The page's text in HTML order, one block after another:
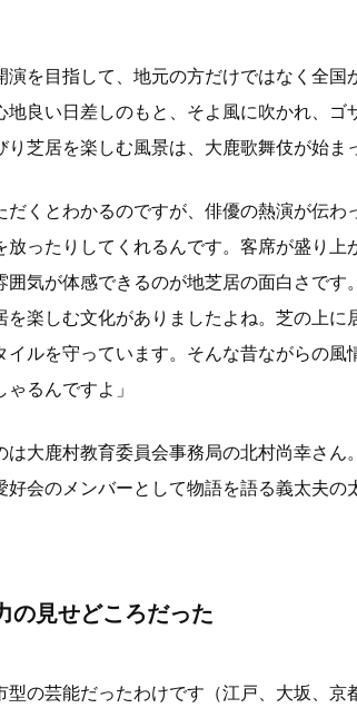
演を目指して、地元の方だけではなく全
地良い日差しのもと、そよ風に吹かれ、
芝居を楽しむ風景は、大鹿歌舞伎が始ま
だくとわかるのですが、俳優の熱演が伝
放ったりしてくれるんです。客席が盛り上
囲気が体感できるのが地芝居の面白さで
を楽しむ文化がありましたよね。芝の上
イルを守っています。そんな昔ながらの風
るんですよ」
は大鹿村教育委員会事務局の北村尚幸さ
会のメンバーとして物語を語る義太夫の
の見せどころだった
型の芸能だったわけです（江戸、大坂、